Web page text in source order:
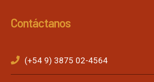
Contáctanos
(+54 9) 3875 02-4564